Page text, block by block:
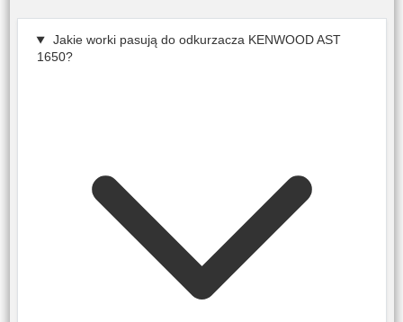
Jakie worki pasują do odkurzacza KENWOOD AST
1650?